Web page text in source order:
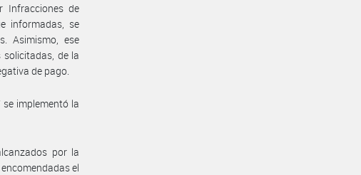
Infracciones de
informadas, se
Asimismo, ese
de la
de pago.
implementó la
por la
el